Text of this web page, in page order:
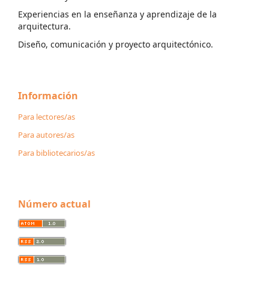
Experiencias en la enseñanza y aprendizaje de la
arquitectura.
Diseño, comunicación y proyecto arquitectónico.
Información
Para lectores/as
Para autores/as
Para bibliotecarios/as
Número actual